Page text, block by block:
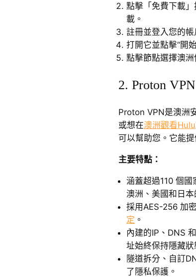
點擊「免費下載
載。
註冊並登入您的帳
打開它並點擊“開
點擊節點選擇澳洲
2. Proton VPN
Proton VPN是澳洲
或想在澳洲觀看Hulu
可以幫助您。它能
主要特點：
涵蓋超過110 個
澳洲、美國和日
採用AES-256 加
定 。
內建的IP、DNS
址始終保持隱藏狀
隧道拆分、自訂
了隱私保護。